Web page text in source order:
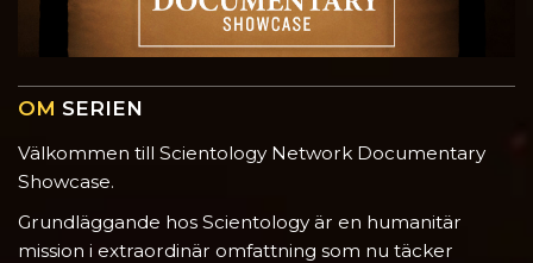
OM SERIEN
Välkommen till Scientology Network Documentary
Showcase.
Grundläggande hos Scientology är en humanitär
mission i extraordinär omfattning som nu täcker